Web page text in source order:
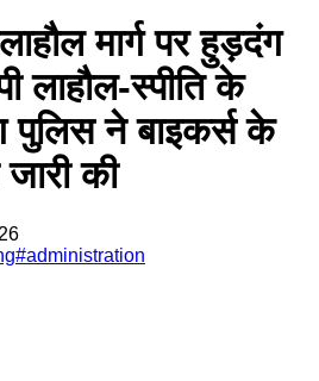
मार्ग पर हुड़दंग
लाहौल-स्पीति के
पुलिस ने बाइकर्स के
की
#administration